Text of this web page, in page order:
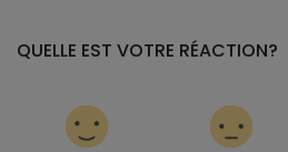
QUELLE EST VOTRE RÉACTION?